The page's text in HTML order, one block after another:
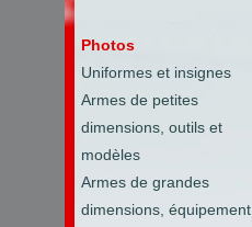
Photos
Uniformes et insignes
Armes de petites
dimensions, outils et
modèles
Armes de grandes
dimensions, équipement